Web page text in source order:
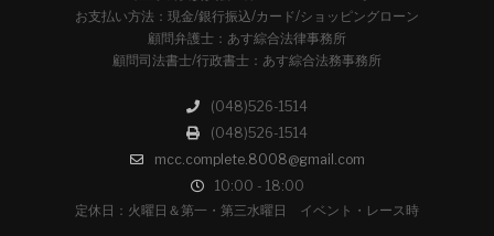
お支払い方法：現金/銀行振込/カード/ショッピングローン
顧問弁護士：あす綜合法律事務所
顧問司法書士/行政書士：あす綜合法務事務所
(048)526-1514
(048)526-1514
mcc.complete.8008@gmail.com
10:00 - 18:00
定休日：火曜日＆第一・第三水曜日 イベント・レース時